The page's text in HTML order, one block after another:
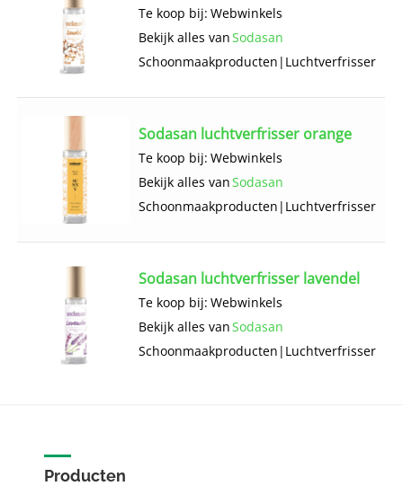
Te koop bij: Webwinkels
Bekijk alles vanSodasan
Schoonmaak­producten | Luchtverfrisser
Sodasan luchtverfrisser orange
Te koop bij: Webwinkels
Bekijk alles vanSodasan
Schoonmaak­producten | Luchtverfrisser
Sodasan luchtverfrisser lavendel
Te koop bij: Webwinkels
Bekijk alles vanSodasan
Schoonmaak­producten | Luchtverfrisser
Producten